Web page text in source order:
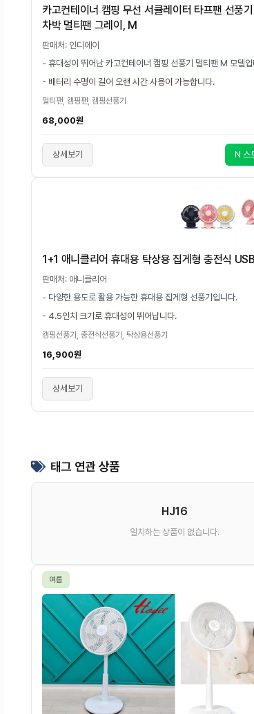
카고컨테이너 캠핑 무선 서큘레이터 타프팬 선풍기
차박 멀티팬 그레이, M
판매처: 인디에이
- 휴대성이 뛰어난 카고컨테이너 캠핑 선풍기 멀티팬 M 모델
- 배터리 수명이 길어 오랜 시간 사용이 가능합니다.
멀티팬, 캠핑팬, 캠핑선풍기
68,000원
상세보기 N 스
1+1 애니클리어 휴대용 탁상용 집게형 충전식
판매처: 애니클리어
- 다양한 용도로 활용 가능한 휴대용 집게형 선풍기입니다.
- 4.5인치 크기로 휴대성이 뛰어납니다.
캠핑선풍기, 충전식선풍기, 탁상용선풍기
16,900원
상세보기
태그 연관 상품
HJ16
일치하는 상품이 없습니다.
여름